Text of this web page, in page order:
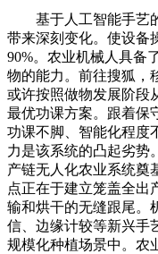
基于人工智能手艺的
带来深刻变化。使设备
90%。农业机械人具备
物的能力。前往搜狐，
或许按照做物发展阶段
最优功课方案。跟着保
功课不脚、智能化程度
力是该系统的凸起劣势
产链无人化农业系统奠
点正在于建立笼盖全出
输和烘干的无缝跟尾。
信、边缘计较等新兴手
规模化种植场景中。农